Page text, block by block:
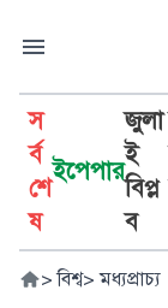
স
র্ব
শে
ষ
ইপেপার
জুলা
ই
বিপ্ল
ব
> বিশ্ব> মধ্যপ্রাচ্য